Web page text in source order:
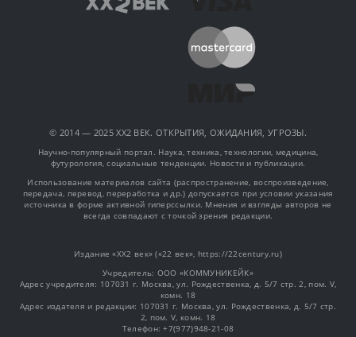
© 2014 — 2025 XX2 ВЕК. ОТКРЫТИЯ, ОЖИДАНИЯ, УГРОЗЫ.
Научно-популярный портал. Наука, техника, технологии, медицина,
футурология, социальные тенденции. Новости и публикации.
Использование материалов сайта (распространение, воспроизведение,
передача, перевод, переработка и др.) допускается при условии указания
источника в форме активной гиперссылки. Мнения и взгляды авторов не
всегда совпадают с точкой зрения редакции.
Издание «XX2 век» («22 век», https://22century.ru)
Учредитель: OOO «КОММУНИКЕЙК»
Адрес учредителя: 107031 г. Москва, ул. Рождественка, д. 5/7 стр. 2, пом. V,
комн. 18
Адрес издателя и редакции: 107031 г. Москва, ул. Рождественка, д. 5/7 стр.
2, пом. V, комн. 18
Телефон: +7(977)948-21-08